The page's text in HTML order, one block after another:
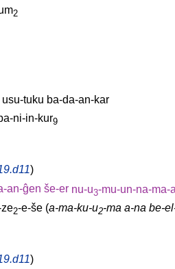
2
usu-tuku ba-da-an-kar
ni-in-kur9
)
an-ĝen še-er nu-u3-mu-un-na-ma-
2-e-še (a-ma-ku-u2-ma a-na be-
)